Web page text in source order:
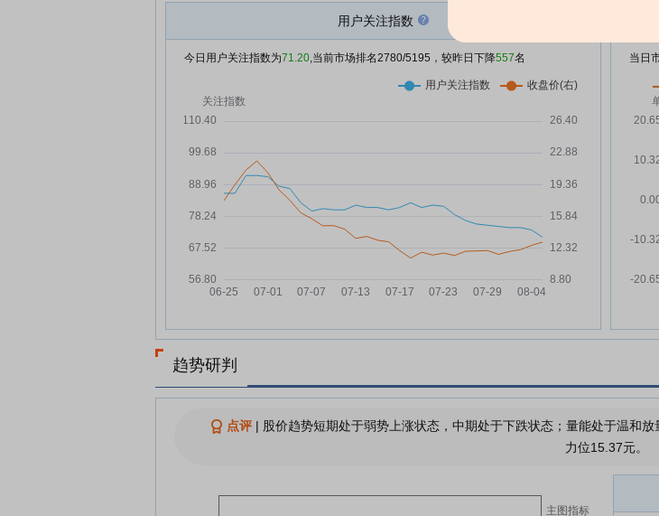
五方光电：目前公司生产的玻璃晶
07-10
五方光电：公司持续践行公司战略
目标，推动主营业务稳定发展
五方光电：公司TGV技术和产品目
前主要是应用于光学领域，处于给
07-10
户，从财务数据上看，国外客户销
07-10
五方光电：生物识别滤光片和微棱
07-10
五方光电：公司将结合自身技术积
光学业务布局
07-10
五方光电:2025年度内
报告
五方光电:非经营性资
明
五方光电:2025年年度
五方光电:第三届董事
五方光电:关于开展外
业务的公告
04-29
五方光电:关于2025年
04-29
04-29
事会制定2026年中期
公告
当日
用户关注指数
今日用户关注指数为71.20,当前市场排名2780/5195，较昨日下降557名
趋势研判
点评| 股价趋势短期处于弱势上涨状态，中期处于下跌状态；量能处于温和
力位15.37元。
主图指标